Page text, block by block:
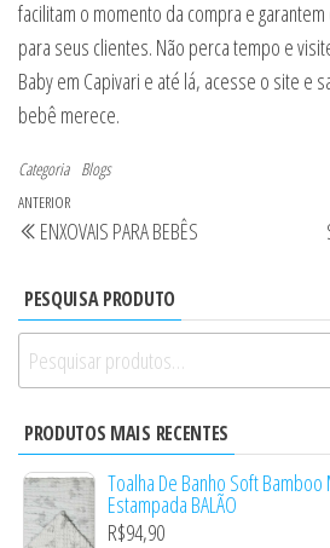
facilitam o momento da compra e
para seus clientes. Não perca tempo e
Baby em Capivari e até lá, acesse o site e
bebê merece.
Categoria Blogs
Navegação
de
Post
Post
anterior
ANTERIOR
ENXOVAIS PARA BEBÊS
PESQUISA PRODUTO
Pesquisar
por:
PRODUTOS MAIS RECENTES
Toalha De Banho Soft Bamboo
Estampada BALÃO
R$94,90